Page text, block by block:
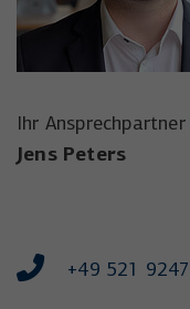
Ihr Ansprechpartner
Jens Peters
+49 521